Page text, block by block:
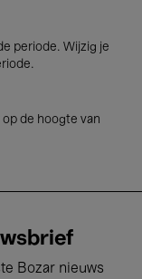
periode. Wijzig je
op de hoogte van
Bozar nieuws